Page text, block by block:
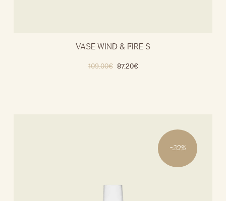
VASE WIND & FIRE S
109.00€ 87.20€
-20%